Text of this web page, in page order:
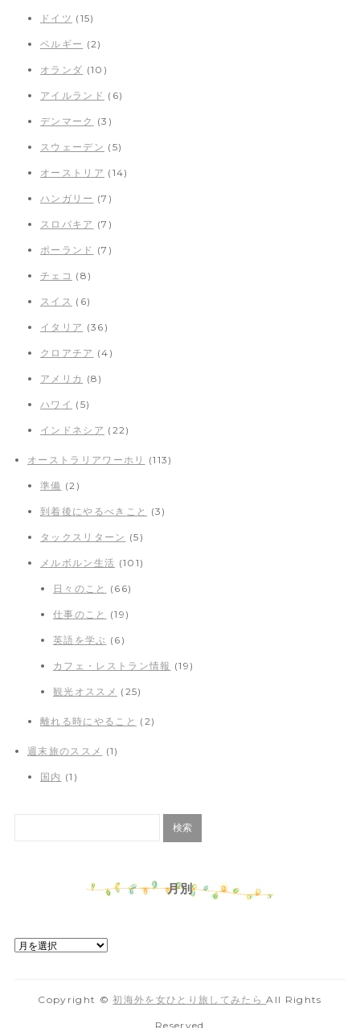
ドイツ (15)
ベルギー (2)
オランダ (10)
アイルランド (6)
デンマーク (3)
スウェーデン (5)
オーストリア (14)
ハンガリー (7)
スロバキア (7)
ポーランド (7)
チェコ (8)
スイス (6)
イタリア (36)
クロアチア (4)
アメリカ (8)
ハワイ (5)
インドネシア (22)
オーストラリアワーホリ (113)
準備 (2)
到着後にやるべきこと (3)
タックスリターン (5)
メルボルン生活 (101)
日々のこと (66)
仕事のこと (19)
英語を学ぶ (6)
カフェ・レストラン情報 (19)
観光オススメ (25)
離れる時にやること (2)
週末旅のススメ (1)
国内 (1)
月別
Copyright ©初海外を女ひとり旅してみたらAll Rights
Reserved